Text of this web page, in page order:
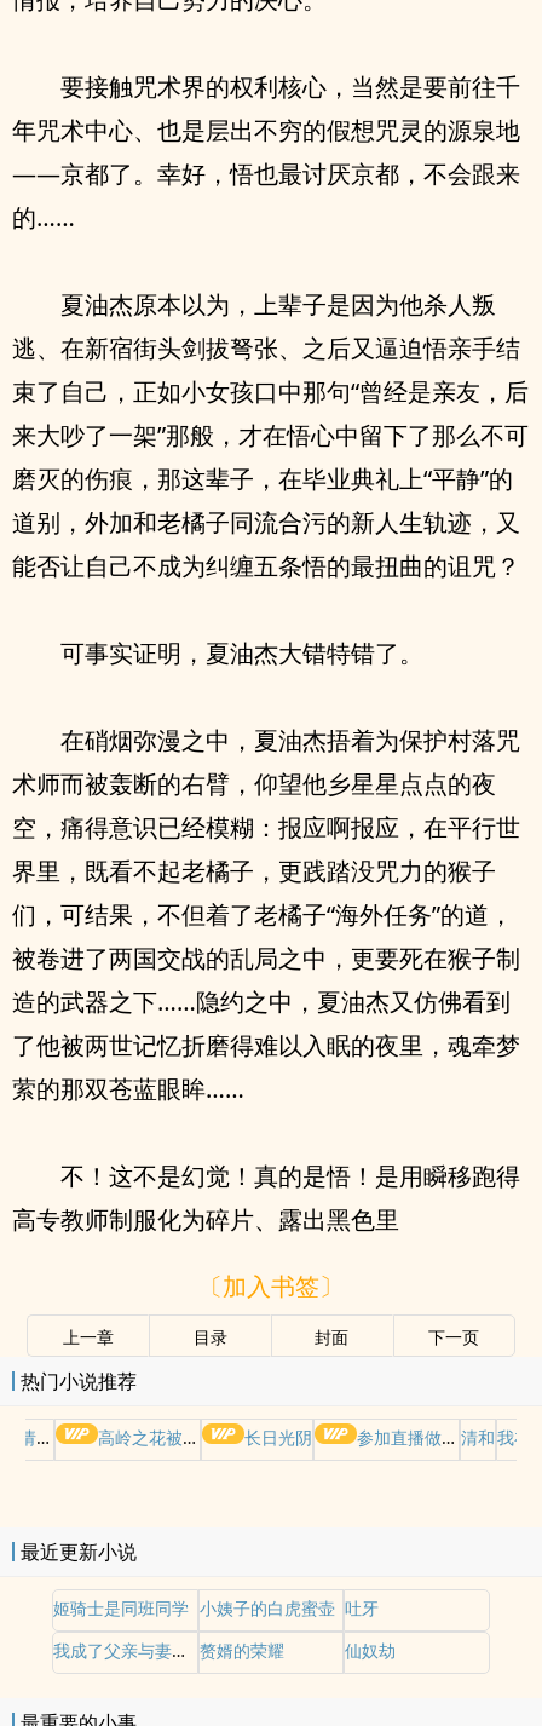
要接触咒术界的权利核心，当然是要前往千
年咒术中心、也是层出不穷的假想咒灵的源泉地
——京都了。幸好，悟也最讨厌京都，不会跟来
的……
夏油杰原本以为，上辈子是因为他杀人叛
逃、在新宿街头剑拔弩张、之后又逼迫悟亲手结
束了自己，正如小女孩口中那句“曾经是亲友，后
来大吵了一架”那般，才在悟心中留下了那么不可
磨灭的伤痕，那这辈子，在毕业典礼上“平静”的
道别，外加和老橘子同流合污的新人生轨迹，又
能否让自己不成为纠缠五条悟的最扭曲的诅咒？
可事实证明，夏油杰大错特错了。
在硝烟弥漫之中，夏油杰捂着为保护村落咒
术师而被轰断的右臂，仰望他乡星星点点的夜
空，痛得意识已经模糊：报应啊报应，在平行世
界里，既看不起老橘子，更践踏没咒力的猴子
们，可结果，不但着了老橘子“海外任务”的道，
被卷进了两国交战的乱局之中，更要死在猴子制
造的武器之下……隐约之中，夏油杰又仿佛看到
了他被两世记忆折磨得难以入眠的夜里，魂牵梦
萦的那双苍蓝眼眸……
不！这不是幻觉！真的是悟！是用瞬移跑得
高专教师制服化为碎片、露出黑色里
〔加入书签〕
上一章 目录 封面 下一页
热门小说推荐
摆好 高岭之花被权贵轮了后 长日光阴 参加直播做爱综艺后我火了(NPH) 清和我在
最近更新小说
姬骑士是同班同学 小姨子的白虎蜜壶 吐牙
我成了父亲与妻子的月老续写（深绿版）
赘婿的荣耀 仙奴劫